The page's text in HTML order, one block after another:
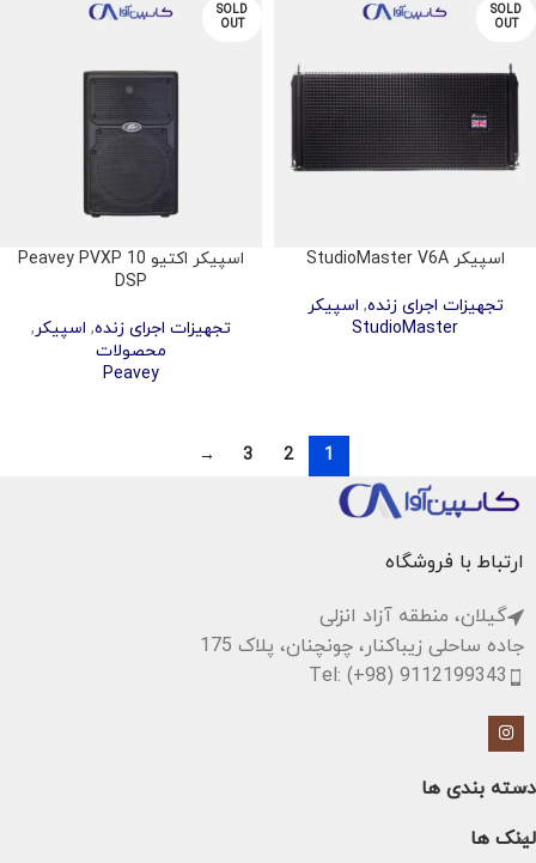
SOLD
OUT
اسپیکر StudioMaster V6A
تجهیزات اجرای زنده, اسپیکر
StudioMaster
SOLD
OUT
اسپیکر اکتیو Peavey PVXP 10
DSP
تجهیزات اجرای زنده, اسپیکر,
محصولات
Peavey
1
2
3
→
ارتباط با فروشگاه
گیلان، منطقه آزاد انزلی
جاده ساحلی زیباکنار، چونچنان، پلاک 175
Tel: (+98) 9112199343
دسته بندی ها
لینک ها